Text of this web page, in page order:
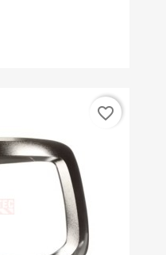
favorite_border